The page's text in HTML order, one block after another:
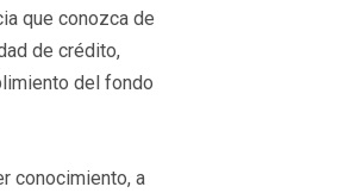
que conozca de
de crédito,
del fondo
conocimiento, a